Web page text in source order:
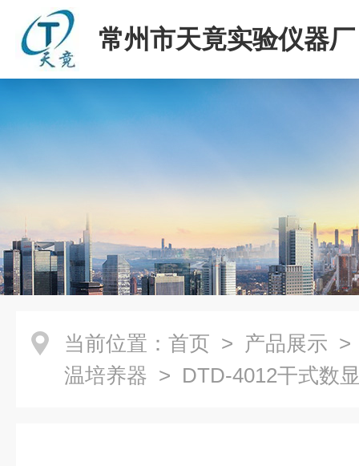
常州市天竟实验仪器厂
当前位置： 首页 > 产品展示
温培养器 > DTD-4012干式数